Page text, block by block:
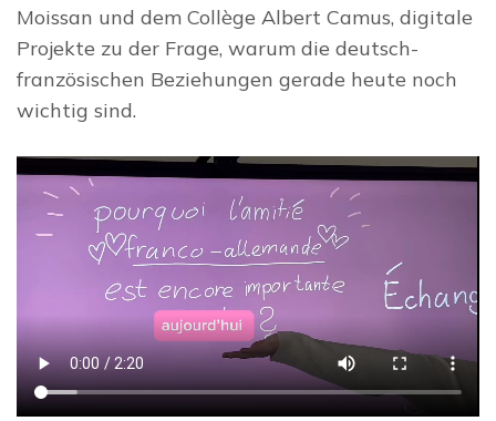
Moissan und dem Collège Albert Camus, digitale
Projekte zu der Frage, warum die deutsch-
französischen Beziehungen gerade heute noch
wichtig sind.